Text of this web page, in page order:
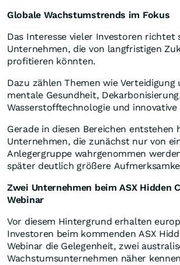
Globale Wachstumstrends im Fokus
Das Interesse vieler Investoren richtet
Unternehmen, die von langfristigen
profitieren könnten.
Dazu zählen Themen wie Verteidigung
mentale Gesundheit,
Wasserstofftechnologie und innovative
Gerade in diesen Bereichen entstehen
Unternehmen, die zunächst nur von
Anlegergruppe wahrgenommen
später deutlich größere
Zwei Unternehmen beim ASX Hidden
Webinar
Vor diesem Hintergrund erhalten
Investoren beim kommenden ASX
Webinar die Gelegenheit, zwei
Wachstumsunternehmen näher